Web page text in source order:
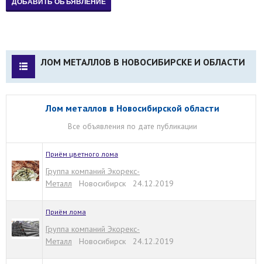
ЛОМ МЕТАЛЛОВ В НОВОСИБИРСКЕ И ОБЛАСТИ
Лом металлов в Новосибирской области
Все объявления по дате публикации
Приём цветного лома
Группа компаний Экорекс-
Металл Новосибирск 24.12.2019
Приём лома
Группа компаний Экорекс-
Металл Новосибирск 24.12.2019